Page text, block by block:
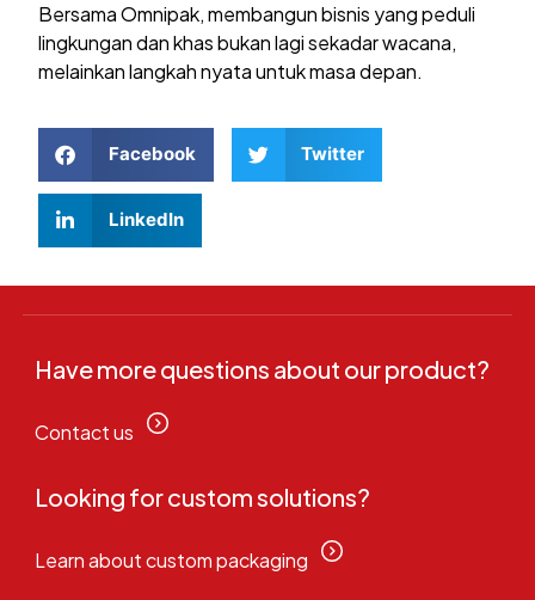
Bersama Omnipak, membangun bisnis yang peduli
lingkungan dan khas bukan lagi sekadar wacana,
melainkan langkah nyata untuk masa depan.
Facebook Twitter
LinkedIn
Have more questions about our product?
Contact us
Looking for custom solutions?
Learn about custom packaging